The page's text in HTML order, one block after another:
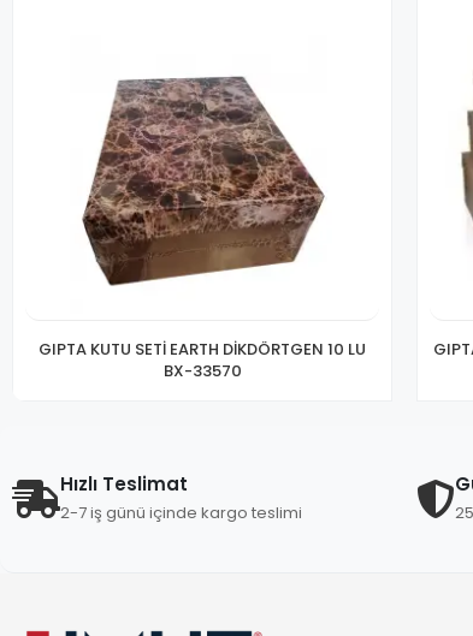
GIPTA KUTU SETİ EARTH DİKDÖRTGEN 10 LU
BX-33570
Hızlı Teslimat
2-7 iş günü içinde kargo teslimi